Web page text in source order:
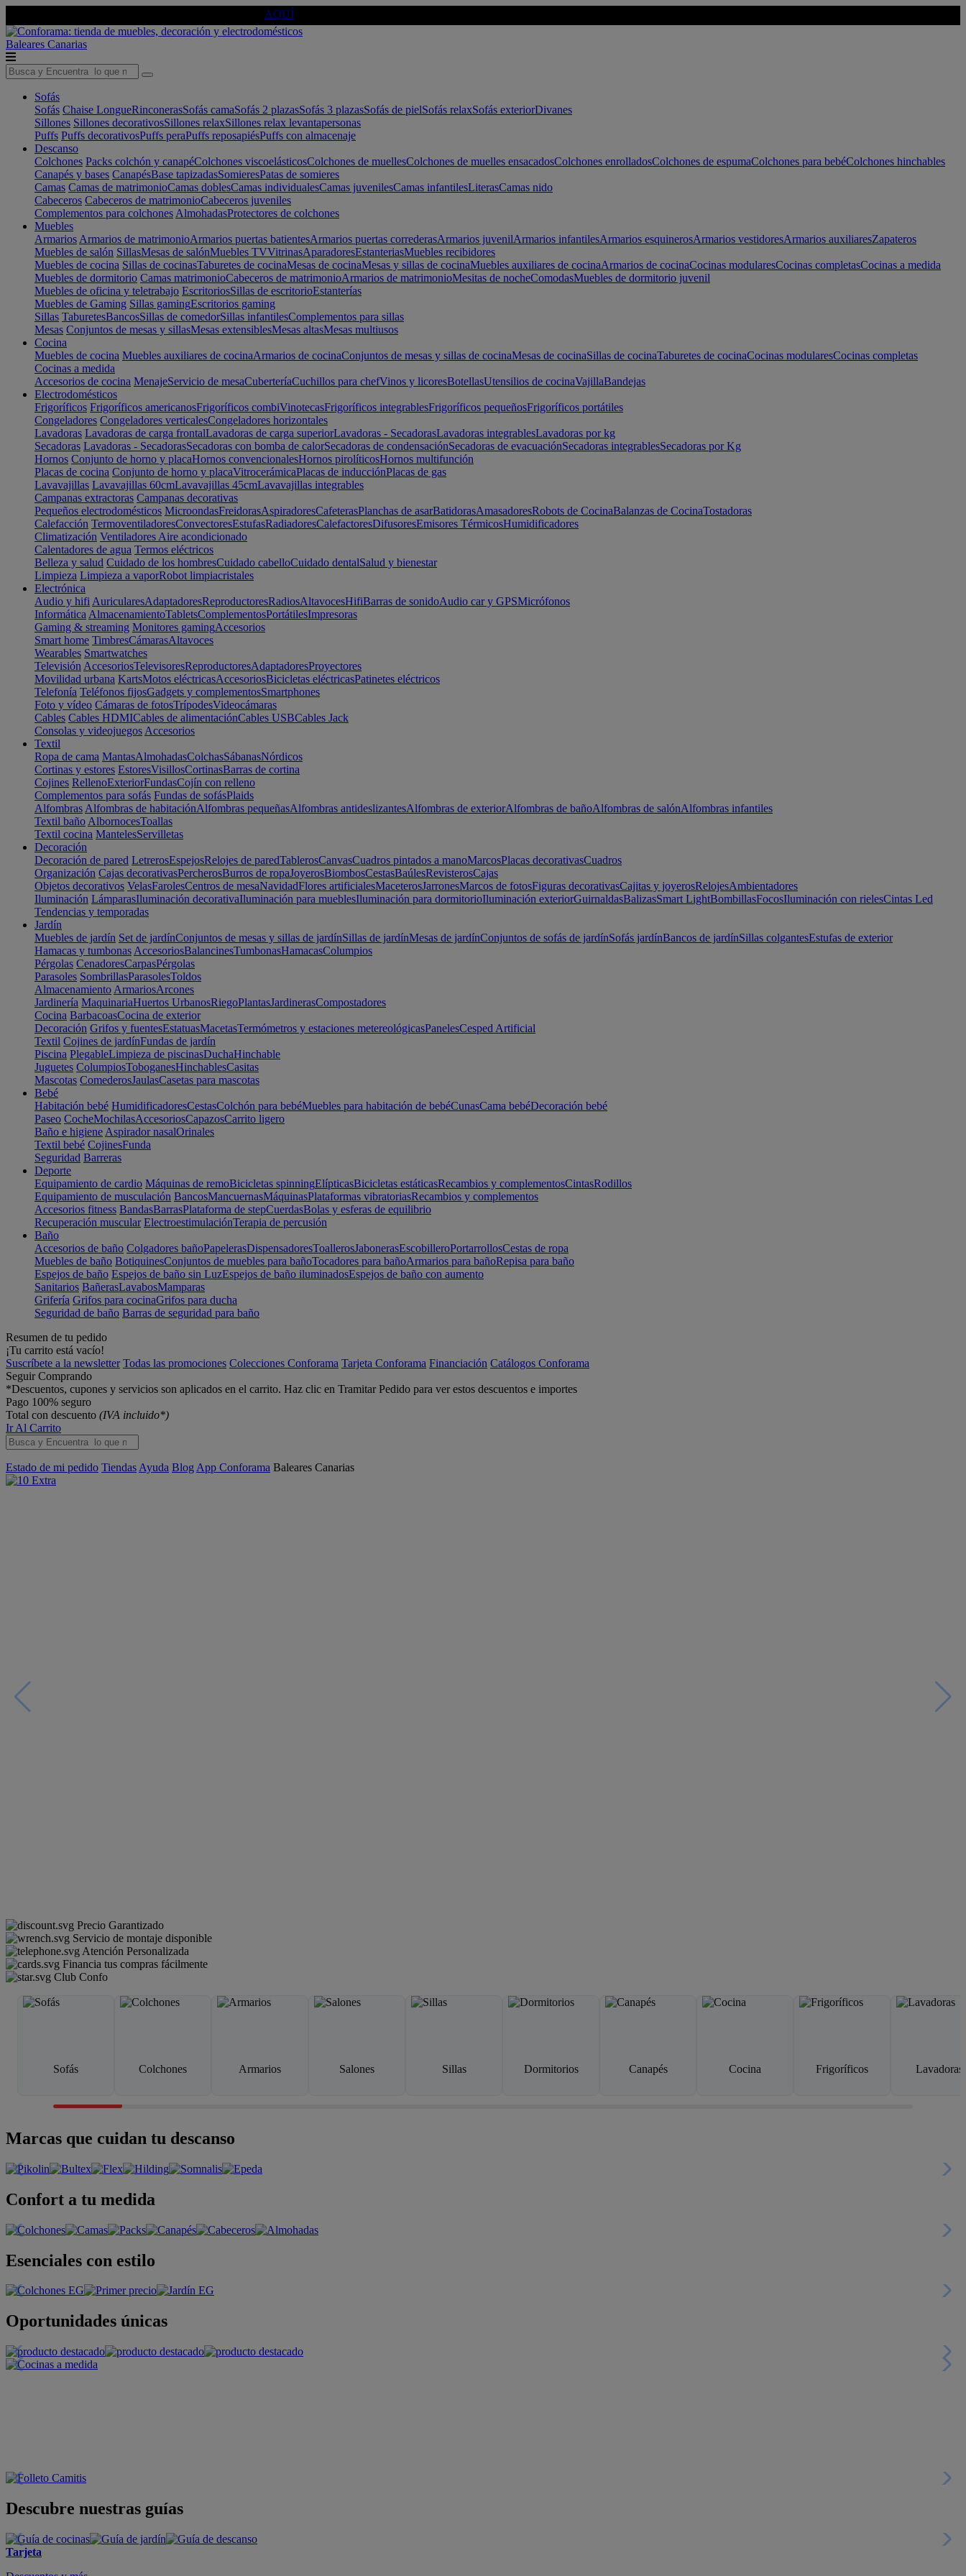
AQUÍ
Baleares Canarias
Sofás
Sofás Chaise LongueRinconerasSofás camaSofás 2 plazasSofás 3 plazasSofás de pielSofás relaxSofás exteriorDivanes
Sillones Sillones decorativosSillones relaxSillones relax levantapersonas
Puffs Puffs decorativosPuffs peraPuffs reposapiésPuffs con almacenaje
Descanso
Colchones Packs colchón y canapéColchones viscoelásticosColchones de muellesColchones de muelles ensacadosColchones enrolladosColchones de espumaColchones para bebéColchones hinchables
Canapés y bases CanapésBase tapizadasSomieresPatas de somieres
Camas Camas de matrimonioCamas doblesCamas individualesCamas juvenilesCamas infantilesLiterasCamas nido
Cabeceros Cabeceros de matrimonioCabeceros juveniles
Complementos para colchones AlmohadasProtectores de colchones
Muebles
Armarios Armarios de matrimonioArmarios puertas batientesArmarios puertas correderasArmarios juvenilArmarios infantilesArmarios esquinerosArmarios vestidoresArmarios auxiliaresZapateros
Muebles de salón SillasMesas de salónMuebles TVVitrinasAparadoresEstanteriasMuebles recibidores
Muebles de cocina Sillas de cocinasTaburetes de cocinaMesas de cocinaMesas y sillas de cocinaMuebles auxiliares de cocinaArmarios de cocinaCocinas modularesCocinas completasCocinas a medida
Muebles de dormitorio Camas matrimonioCabeceros de matrimonioArmarios de matrimonioMesitas de nocheComodasMuebles de dormitorio juvenil
Muebles de oficina y teletrabajo EscritoriosSillas de escritorioEstanterías
Muebles de Gaming Sillas gamingEscritorios gaming
Sillas TaburetesBancosSillas de comedorSillas infantilesComplementos para sillas
Mesas Conjuntos de mesas y sillasMesas extensiblesMesas altasMesas multiusos
Cocina
Muebles de cocina Muebles auxiliares de cocinaArmarios de cocinaConjuntos de mesas y sillas de cocinaMesas de cocinaSillas de cocinaTaburetes de cocinaCocinas modularesCocinas completas
Cocinas a medida
Accesorios de cocina MenajeServicio de mesaCuberteríaCuchillos para chefVinos y licoresBotellasUtensilios de cocinaVajillaBandejas
Electrodomésticos
Frigoríficos Frigoríficos americanosFrigoríficos combiVinotecasFrigoríficos integrablesFrigoríficos pequeñosFrigoríficos portátiles
Congeladores Congeladores verticalesCongeladores horizontales
Lavadoras Lavadoras de carga frontalLavadoras de carga superiorLavadoras - SecadorasLavadoras integrablesLavadoras por kg
Secadoras Lavadoras - SecadorasSecadoras con bomba de calorSecadoras de condensaciónSecadoras de evacuaciónSecadoras integrablesSecadoras por Kg
Hornos Conjunto de horno y placaHornos convencionalesHornos pirolíticosHornos multifunción
Placas de cocina Conjunto de horno y placaVitrocerámicaPlacas de inducciónPlacas de gas
Lavavajillas Lavavajillas 60cmLavavajillas 45cmLavavajillas integrables
Campanas extractoras Campanas decorativas
Pequeños electrodomésticos MicroondasFreidorasAspiradoresCafeterasPlanchas de asarBatidorasAmasadoresRobots de CocinaBalanzas de CocinaTostadoras
Calefacción TermoventiladoresConvectoresEstufasRadiadoresCalefactoresDifusoresEmisores TérmicosHumidificadores
Climatización Ventiladores Aire acondicionado
Calentadores de agua Termos eléctricos
Belleza y salud Cuidado de los hombresCuidado cabelloCuidado dentalSalud y bienestar
Limpieza Limpieza a vaporRobot limpiacristales
Electrónica
Audio y hifi AuricularesAdaptadoresReproductoresRadiosAltavocesHifiBarras de sonidoAudio car y GPSMicrófonos
Informática AlmacenamientoTabletsComplementosPortátilesImpresoras
Gaming & streaming Monitores gamingAccesorios
Smart home TimbresCámarasAltavoces
Wearables Smartwatches
Televisión AccesoriosTelevisoresReproductoresAdaptadoresProyectores
Movilidad urbana KartsMotos eléctricasAccesoriosBicicletas eléctricasPatinetes eléctricos
Telefonía Teléfonos fijosGadgets y complementosSmartphones
Foto y vídeo Cámaras de fotosTrípodesVideocámaras
Cables Cables HDMICables de alimentaciónCables USBCables Jack
Consolas y videojuegos Accesorios
Textil
Ropa de cama MantasAlmohadasColchasSábanasNórdicos
Cortinas y estores EstoresVisillosCortinasBarras de cortina
Cojines RellenoExteriorFundasCojín con relleno
Complementos para sofás Fundas de sofásPlaids
Alfombras Alfombras de habitaciónAlfombras pequeñasAlfombras antideslizantesAlfombras de exteriorAlfombras de bañoAlfombras de salónAlfombras infantiles
Textil baño AlbornocesToallas
Textil cocina MantelesServilletas
Decoración
Decoración de pared LetrerosEspejosRelojes de paredTablerosCanvasCuadros pintados a manoMarcosPlacas decorativasCuadros
Organización Cajas decorativasPercherosBurros de ropaJoyerosBiombosCestasBaúlesRevisterosCajas
Objetos decorativos VelasFarolesCentros de mesaNavidadFlores artificialesMaceterosJarronesMarcos de fotosFiguras decorativasCajitas y joyerosRelojesAmbientadores
Iluminación LámparasIluminación decorativaIluminación para mueblesIluminación para dormitorioIluminación exteriorGuirnaldasBalizasSmart LightBombillasFocosIluminación con rielesCintas Led
Tendencias y temporadas
Jardín
Muebles de jardín Set de jardínConjuntos de mesas y sillas de jardínSillas de jardínMesas de jardínConjuntos de sofás de jardínSofás jardínBancos de jardínSillas colgantesEstufas de exterior
Hamacas y tumbonas AccesoriosBalancinesTumbonasHamacasColumpios
Pérgolas CenadoresCarpasPérgolas
Parasoles SombrillasParasolesToldos
Almacenamiento ArmariosArcones
Jardinería MaquinariaHuertos UrbanosRiegoPlantasJardinerasCompostadores
Cocina BarbacoasCocina de exterior
Decoración Grifos y fuentesEstatuasMacetasTermómetros y estaciones metereológicasPanelesCesped Artificial
Textil Cojines de jardínFundas de jardín
Piscina PlegableLimpieza de piscinasDuchaHinchable
Juguetes ColumpiosToboganesHinchablesCasitas
Mascotas ComederosJaulasCasetas para mascotas
Bebé
Habitación bebé HumidificadoresCestasColchón para bebéMuebles para habitación de bebéCunasCama bebéDecoración bebé
Paseo CocheMochilasAccesoriosCapazosCarrito ligero
Baño e higiene Aspirador nasalOrinales
Textil bebé CojinesFunda
Seguridad Barreras
Deporte
Equipamiento de cardio Máquinas de remoBicicletas spinningElípticasBicicletas estáticasRecambios y complementosCintasRodillos
Equipamiento de musculación BancosMancuernasMáquinasPlataformas vibratoriasRecambios y complementos
Accesorios fitness BandasBarrasPlataforma de stepCuerdasBolas y esferas de equilibrio
Recuperación muscular ElectroestimulaciónTerapia de percusión
Baño
Accesorios de baño Colgadores bañoPapelerasDispensadoresToallerosJabonerasEscobilleroPortarrollosCestas de ropa
Muebles de baño BotiquinesConjuntos de muebles para bañoTocadores para bañoArmarios para bañoRepisa para baño
Espejos de baño Espejos de baño sin LuzEspejos de baño iluminadosEspejos de baño con aumento
Sanitarios BañerasLavabosMamparas
Grifería Grifos para cocinaGrifos para ducha
Seguridad de baño Barras de seguridad para baño
Resumen de tu pedido
¡Tu carrito está vacío!
Suscríbete a la newsletter Todas las promociones Colecciones Conforama Tarjeta Conforama Financiación Catálogos Conforama
Seguir Comprando
*Descuentos, cupones y servicios son aplicados en el carrito. Haz clic en Tramitar Pedido para ver estos descuentos e importes
Pago 100% seguro
Total con descuento (IVA incluido*)
Ir Al Carrito
Estado de mi pedido Tiendas Ayuda Blog App Conforama Baleares Canarias
Precio Garantizado
Servicio de montaje disponible
Atención Personalizada
Financia tus compras fácilmente
Club Confo
Sofás Colchones Armarios Salones Sillas Dormitorios Canapés Cocina Frigoríficos Lavadoras
Marcas que cuidan tu descanso
Confort a tu medida
Esenciales con estilo
Oportunidades únicas
Descubre nuestras guías
Tarjeta